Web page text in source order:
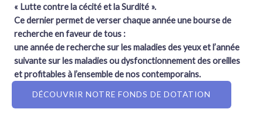
« Lutte contre la cécité et la Surdité ».
Ce dernier permet de verser chaque année une bourse de
recherche en faveur de tous :
une année de recherche sur les maladies des yeux et l’année
suivante sur les maladies ou dysfonctionnement des oreilles
et profitables à l’ensemble de nos contemporains.
DÉCOUVRIR NOTRE FONDS DE DOTATION